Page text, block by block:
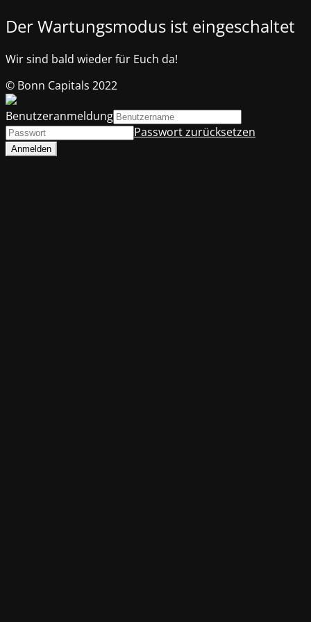
Der Wartungsmodus ist eingeschaltet
Wir sind bald wieder für Euch da!
© Bonn Capitals 2022
Benutzeranmeldung
Passwort zurücksetzen